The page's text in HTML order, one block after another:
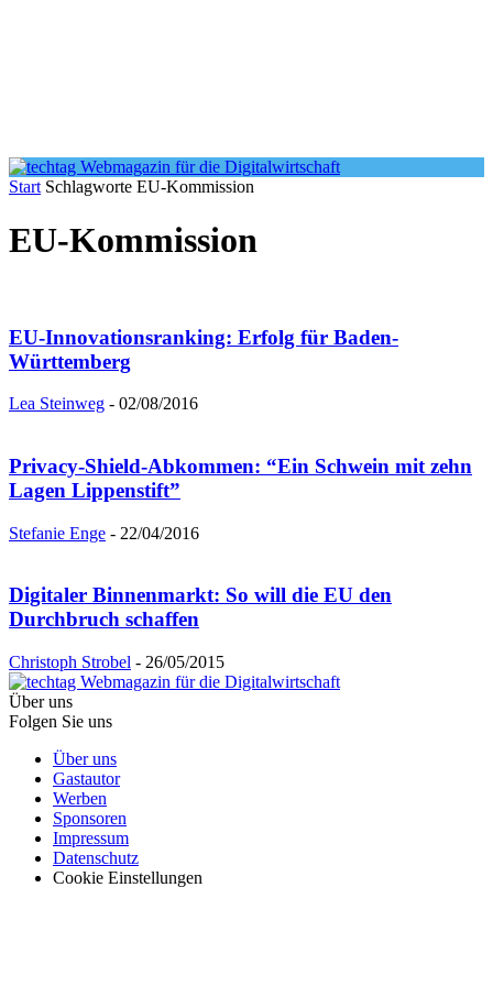
Start Schlagworte EU-Kommission
EU-Kommission
EU-Innovationsranking: Erfolg für Baden-
Württemberg
Lea Steinweg - 02/08/2016
Privacy-Shield-Abkommen: “Ein Schwein mit zehn
Lagen Lippenstift”
Stefanie Enge - 22/04/2016
Digitaler Binnenmarkt: So will die EU den
Durchbruch schaffen
Christoph Strobel - 26/05/2015
Über uns
Folgen Sie uns
Über uns
Gastautor
Werben
Sponsoren
Impressum
Datenschutz
Cookie Einstellungen